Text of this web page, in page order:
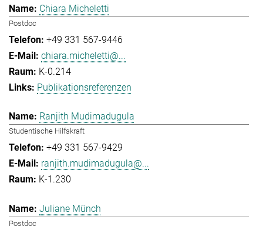
Chiara Micheletti
Postdoc
+49 331 567-9446
chiara.micheletti@...
K-0.214
Publikationsreferenzen
Ranjith Mudimadugula
Studentische Hilfskraft
+49 331 567-9429
ranjith.mudimadugula@...
K-1.230
Juliane Münch
Postdoc